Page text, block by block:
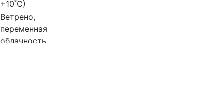
+10˚C)
Ветрено,
переменная
облачность